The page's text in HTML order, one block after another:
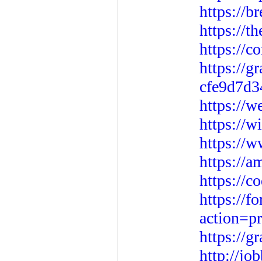
https://
https://
https://
https://
https://
https://
https://
https://
https://
https://
https://
http://